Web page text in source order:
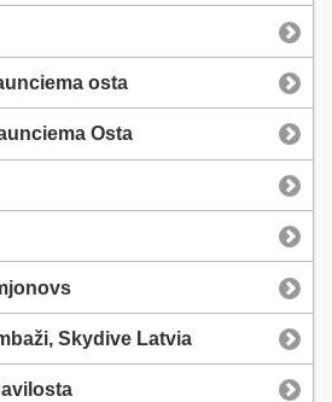
osta
Osta
Skydive Latvia